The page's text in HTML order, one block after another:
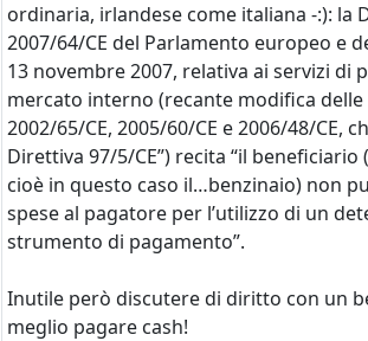
ordinaria, irlandese come italiana -:): la
2007/64/CE del Parlamento europeo e
13 novembre 2007, relativa ai servizi di
mercato interno (recante modifica delle
2002/65/CE, 2005/60/CE e 2006/48/CE,
Direttiva 97/5/CE”) recita “il
cioè in questo caso il…benzinaio) non
spese al pagatore per l’utilizzo di un
strumento di pagamento”.
Inutile però discutere di diritto con un
meglio pagare cash!